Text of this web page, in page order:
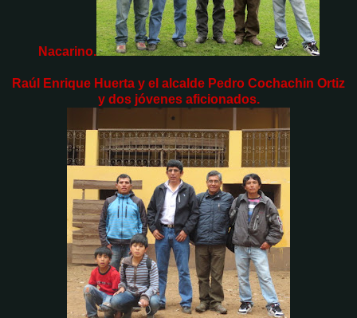
Nacarino.
Raúl Enrique Huerta y el alcalde Pedro Cochachin Ortiz
y dos jóvenes aficionados.